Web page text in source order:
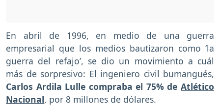
En abril de 1996, en medio de una guerra
empresarial que los medios bautizaron como ‘la
guerra del refajo’, se dio un movimiento a cuál
más de sorpresivo: El ingeniero civil bumangués,
Carlos Ardila Lulle compraba el 75% de Atlético
Nacional, por 8 millones de dólares.